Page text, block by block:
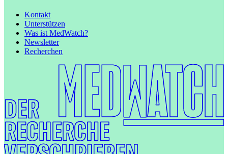
Kontakt
Unterstützen
Was ist MedWatch?
Newsletter
Recherchen